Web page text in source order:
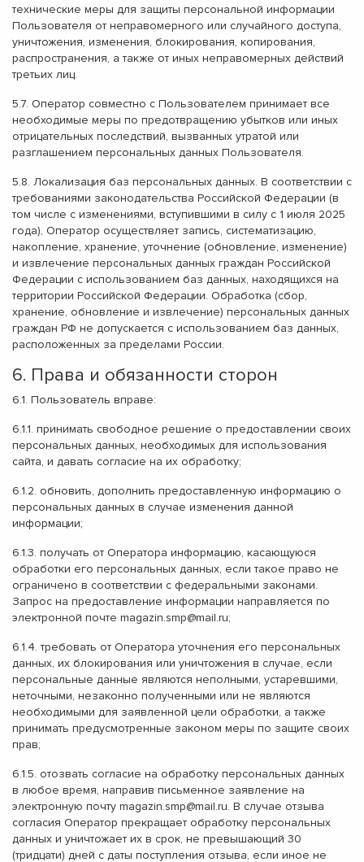
технические меры для защиты персональной информации
Пользователя от неправомерного или случайного доступа,
уничтожения, изменения, блокирования, копирования,
распространения, а также от иных неправомерных действий
третьих лиц.
5.7. Оператор совместно с Пользователем принимает все
необходимые меры по предотвращению убытков или иных
отрицательных последствий, вызванных утратой или
разглашением персональных данных Пользователя.
5.8. Локализация баз персональных данных. В соответствии с
требованиями законодательства Российской Федерации (в
том числе с изменениями, вступившими в силу с 1 июля 2025
года), Оператор осуществляет запись, систематизацию,
накопление, хранение, уточнение (обновление, изменение)
и извлечение персональных данных граждан Российской
Федерации с использованием баз данных, находящихся на
территории Российской Федерации. Обработка (сбор,
хранение, обновление и извлечение) персональных данных
граждан РФ не допускается с использованием баз данных,
расположенных за пределами России.
6. Права и обязанности сторон
6.1. Пользователь вправе:
6.1.1. принимать свободное решение о предоставлении своих
персональных данных, необходимых для использования
сайта, и давать согласие на их обработку;
6.1.2. обновить, дополнить предоставленную информацию о
персональных данных в случае изменения данной
информации;
6.1.3. получать от Оператора информацию, касающуюся
обработки его персональных данных, если такое право не
ограничено в соответствии с федеральными законами.
Запрос на предоставление информации направляется по
электронной почте magazin.smp@mail.ru;
6.1.4. требовать от Оператора уточнения его персональных
данных, их блокирования или уничтожения в случае, если
персональные данные являются неполными, устаревшими,
неточными, незаконно полученными или не являются
необходимыми для заявленной цели обработки, а также
принимать предусмотренные законом меры по защите своих
прав;
6.1.5. отозвать согласие на обработку персональных данных
в любое время, направив письменное заявление на
электронную почту magazin.smp@mail.ru. В случае отзыва
согласия Оператор прекращает обработку персональных
данных и уничтожает их в срок, не превышающий 30
(тридцати) дней с даты поступления отзыва, если иное не